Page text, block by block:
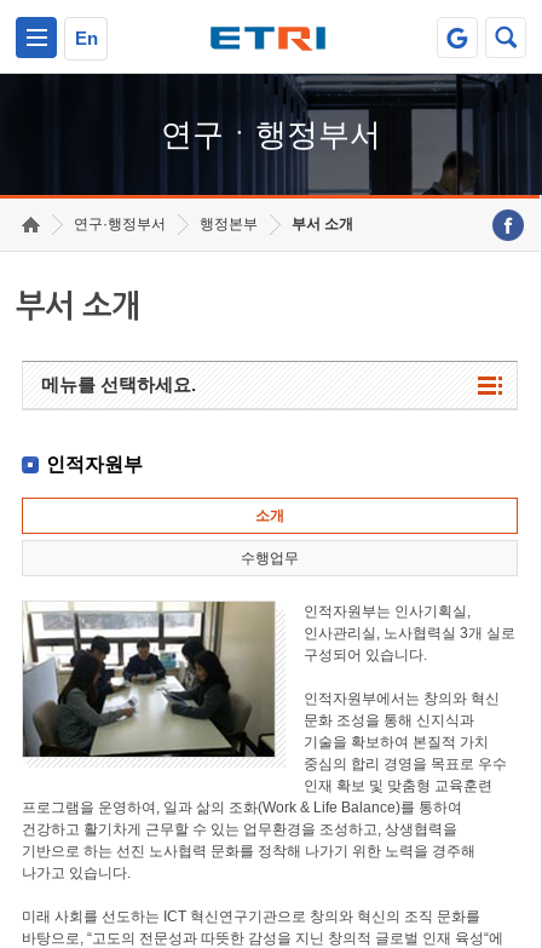
En
연구ㆍ행정부서
연구·행정부서 행정본부 부서 소개
부서 소개
메뉴를 선택하세요.
인적자원부
소개
수행업무
인적자원부는 인사기획실,
인사관리실, 노사협력실 3개 실로
구성되어 있습니다.
인적자원부에서는 창의와 혁신
문화 조성을 통해 신지식과
기술을 확보하여 본질적 가치
중심의 합리 경영을 목표로 우수
인재 확보 및 맞춤형 교육훈련
프로그램을 운영하여, 일과 삶의 조화(Work & Life Balance)를 통하여
건강하고 활기차게 근무할 수 있는 업무환경을 조성하고, 상생협력을
기반으로 하는 선진 노사협력 문화를 정착해 나가기 위한 노력을 경주해
나가고 있습니다.
미래 사회를 선도하는 ICT 혁신연구기관으로 창의와 혁신의 조직 문화를
바탕으로, “고도의 전문성과 따뜻한 감성을 지닌 창의적 글로벌 인재 육성“에